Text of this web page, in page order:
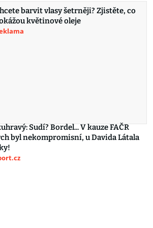
barvit vlasy šetrněji? Zjistěte, co
květinové oleje
Sudí? Bordel... V kauze FAČR
byl nekompromisní, u Davida Látala